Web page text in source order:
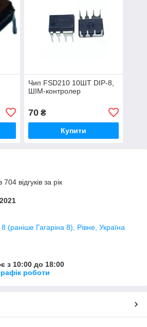
Чип FSD210 10ШТ DIP-8,
ШІМ-контролер
70₴
Купити
відгуків за рік
(раніше Гагаріна 8), Рівне, Україна
з 10:00 до 18:00
роботи